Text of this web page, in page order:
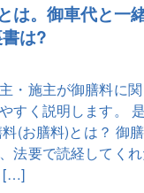
は。御車代と一
は?
・施主が御膳料に
すく説明します。
(お膳料)とは？ 御膳
法要で読経してく
[…]